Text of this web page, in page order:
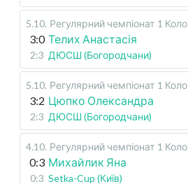
5.10. Регулярний чемпіонат 1 Коло
3:0 Телих Анастасія
2:3 ДЮСШ (Богородчани)
5.10. Регулярний чемпіонат 1 Коло
3:2 Цюпко Олександра
2:3 ДЮСШ (Богородчани)
4.10. Регулярний чемпіонат 1 Коло
0:3 Михайлик Яна
0:3 Setka-Cup (Київ)